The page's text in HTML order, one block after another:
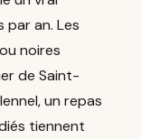
an. Les
noires
de Saint-
un repas
tiennent